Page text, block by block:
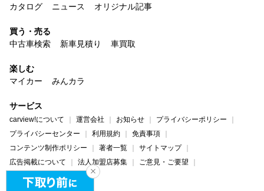
カタログ
ニュース オリジナル記事
買う・売る
中古車検索
新車見積り 車買取
楽しむ
マイカー
みんカラ
サービス
carview!について 運営会社 お知らせ
プライバシーポリシー
プライバシーセンター
利用規約
免責事項
コンテンツ制作ポリシー
著者一覧
サイトマップ
広告掲載について
法人加盟店募集
ご意見・ご要望
ヘルプ・お問い合わせ